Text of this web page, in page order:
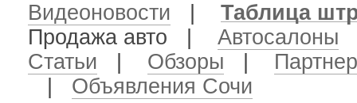
Видеоновости
Таблица
Продажа авто
Автосалоны
Статьи
Обзоры
Объявления Сочи